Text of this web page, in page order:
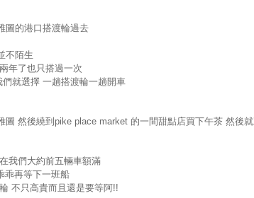
圖的港口搭渡輪過去
不陌生
年了也只搭過一次
們就選擇 一趟搭渡輪一趟開車
圖 然後繞到pike place market 的一間甜點店買下午茶 然後
我們大約前五輛車額滿
乖再等下一班船
不只高貴而且還是要等阿!!